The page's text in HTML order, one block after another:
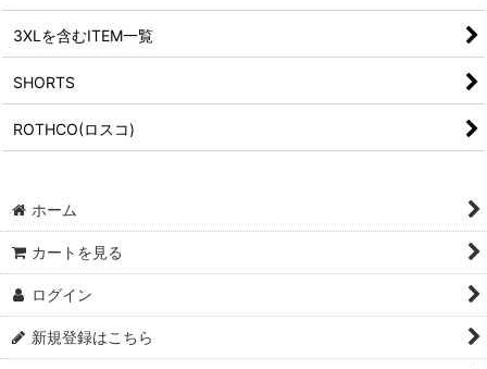
3XLを含むITEM一覧
SHORTS
ROTHCO(ロスコ)
ホーム
カートを見る
ログイン
新規登録はこちら